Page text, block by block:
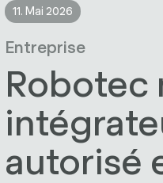
11. Mai 2026
Entreprise
Robotec
autorisé